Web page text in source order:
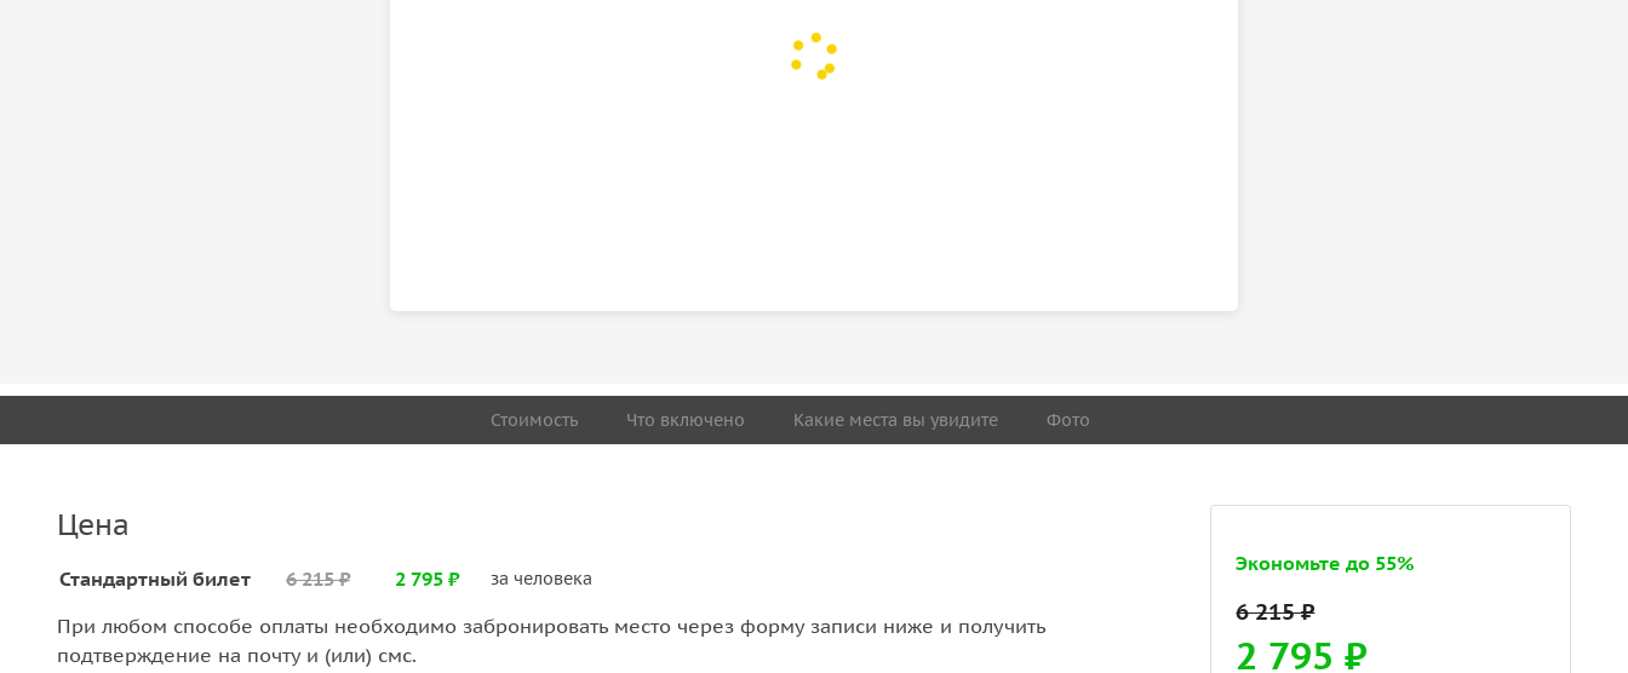
Стоимость Что включено Какие места вы увидите Фото
Цена
Стандартный билет 6 215 ₽ 2 795 ₽ за человека
При любом способе оплаты необходимо забронировать место через форму записи ниже и получить
подтверждение на почту и (или) смс.
Экономьте до 55%
2 795 ₽